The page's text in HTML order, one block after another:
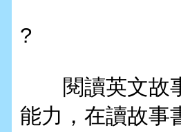
?
閱讀英文故事
能力，在讀故事